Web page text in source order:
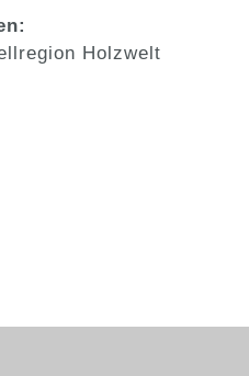
Holzwelt